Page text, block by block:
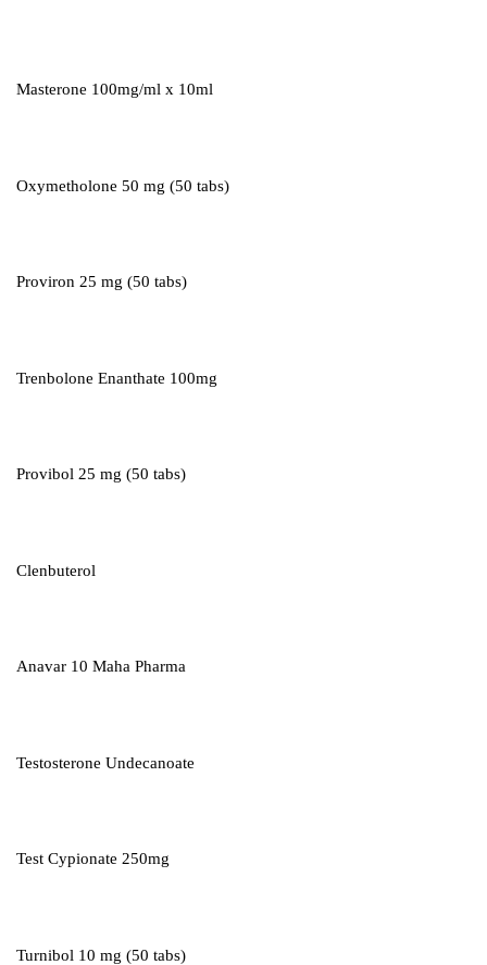
Masterone 100mg/ml x 10ml
Oxymetholone 50 mg (50 tabs)
Proviron 25 mg (50 tabs)
Trenbolone Enanthate 100mg
Provibol 25 mg (50 tabs)
Clenbuterol
Anavar 10 Maha Pharma
Testosterone Undecanoate
Test Cypionate 250mg
Turnibol 10 mg (50 tabs)